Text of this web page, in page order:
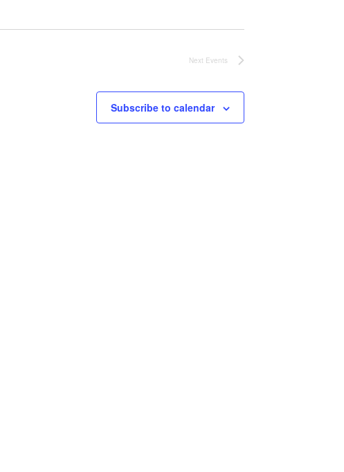
Next Events
Subscribe to calendar